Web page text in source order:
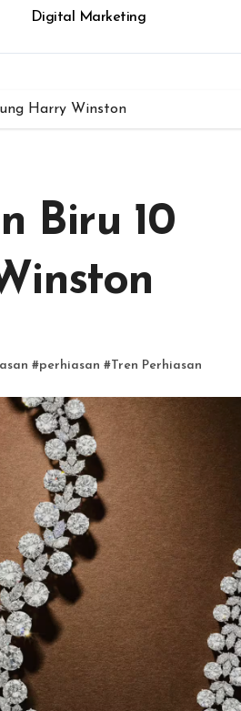
Digital Marketing
Harry Winston
Biru 10
#perhiasan #Tren Perhiasan